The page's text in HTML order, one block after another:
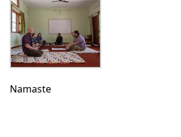
Namaste